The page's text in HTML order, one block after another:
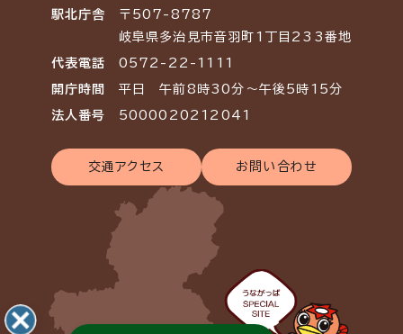
駅北庁舎
〒507-8787
岐阜県多治見市音羽町1丁目233番地
代表電話 0572-22-1111
開庁時間 平日 午前8時30分～午後5時15分
法人番号 5000020212041
交通アクセス お問い合わせ